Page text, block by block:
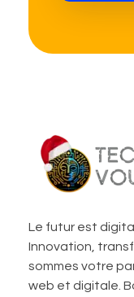
Le futur est
Innovation,
sommes votre
web et digitale.